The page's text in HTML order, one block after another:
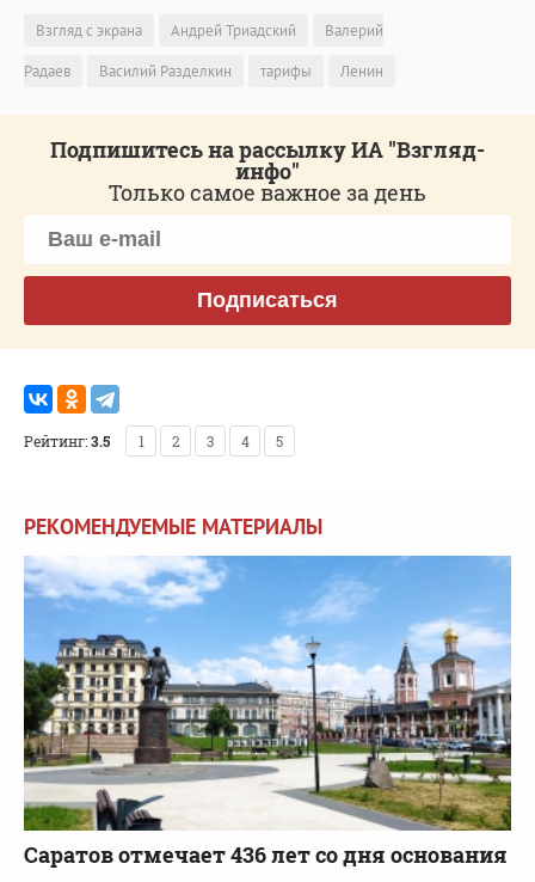
Взгляд с экрана Андрей Триадский
Валерий
Радаев
Василий Разделкин тарифы Ленин
Подпишитесь на рассылку ИА "Взгляд-
инфо"
Только самое важное за день
Подписаться
Рейтинг:3.5 1 2 3 4 5
РЕКОМЕНДУЕМЫЕ МАТЕРИАЛЫ
Саратов отмечает 436 лет со дня основания